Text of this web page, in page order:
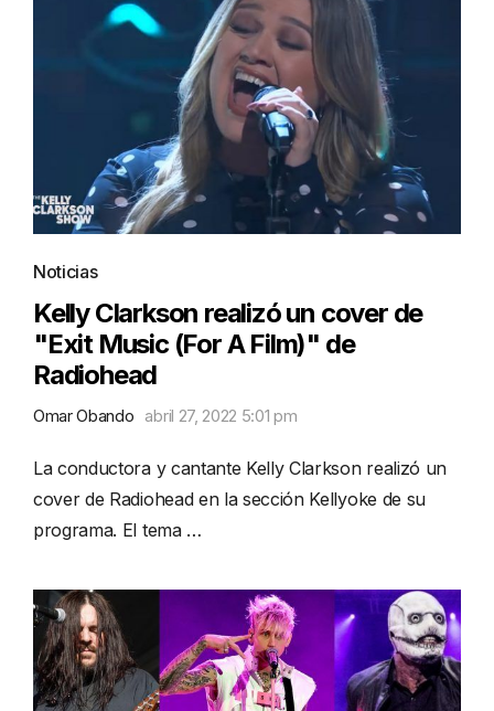
Noticias
Kelly Clarkson realizó un cover de
"Exit Music (For A Film)" de
Radiohead
Omar Obando abril 27, 2022 5:01 pm
La conductora y cantante Kelly Clarkson realizó un
cover de Radiohead en la sección Kellyoke de su
programa. El tema …